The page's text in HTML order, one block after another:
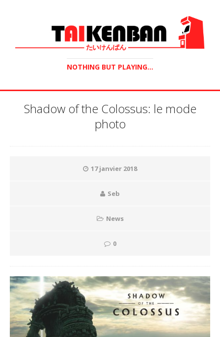
NOTHING BUT PLAYING...
Shadow of the Colossus: le mode
photo
17 janvier 2018
Seb
News
0